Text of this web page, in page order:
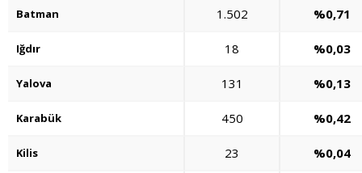
Batman 1.502 %0,71
Iğdır 18 %0,03
Yalova 131 %0,13
Karabük 450 %0,42
Kilis 23 %0,04